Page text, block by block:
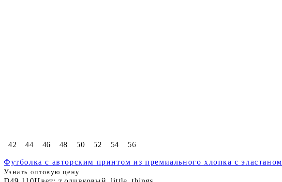
42 44 46 48 50 52 54 56
Футболка с авторским принтом из премиального хлопка с эластаном
Узнать оптовую цену